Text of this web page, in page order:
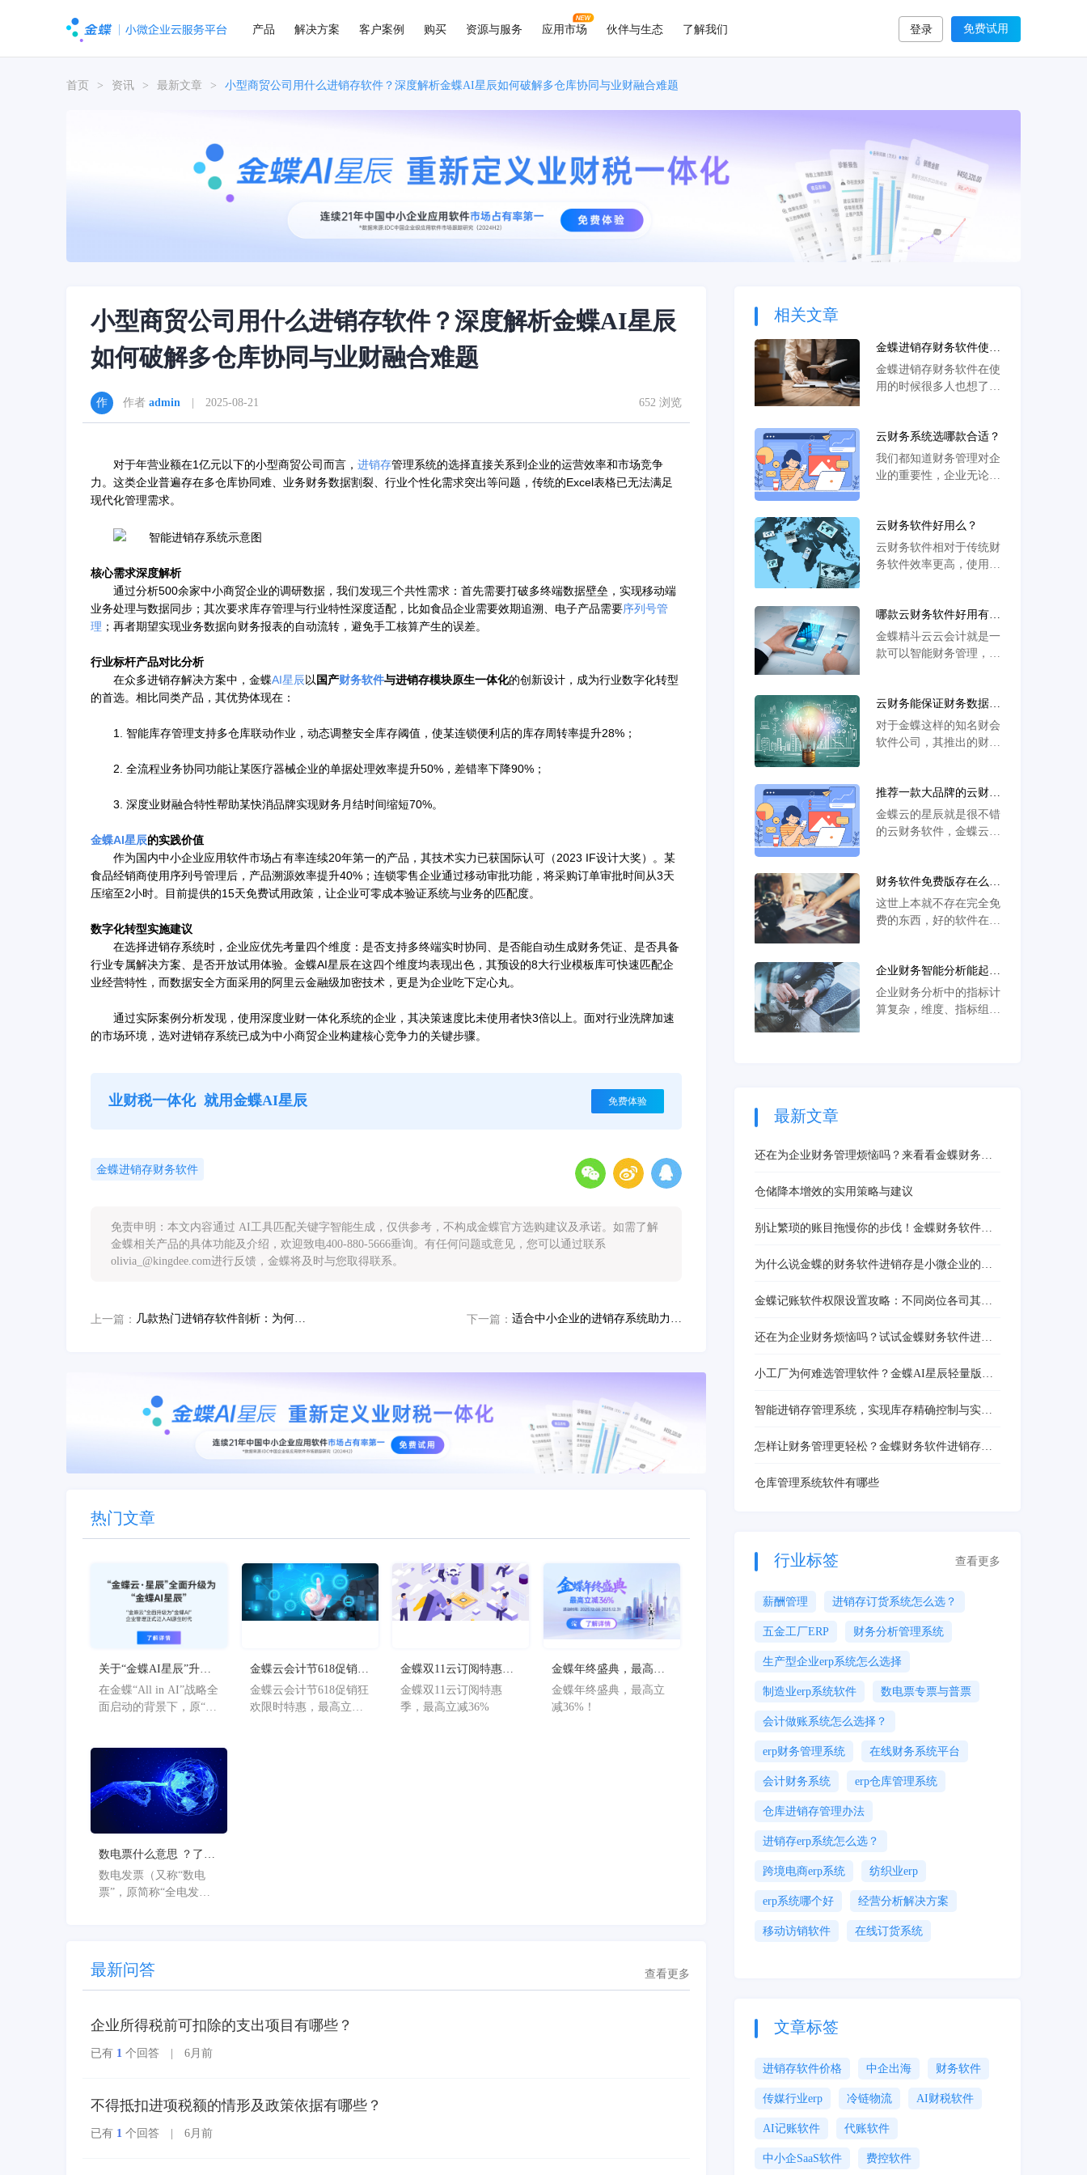
产品 解决方案 客户案例 购买 资源与服务 应用市场 伙伴与生态 了解我们 登录 免费试用
首页 > 资讯 > 最新文章 > 小型商贸公司用什么进销存软件？深度解析金蝶AI星辰如何破解多仓库协同与业财融合难题
小型商贸公司用什么进销存软件？深度解析金蝶AI星辰
如何破解多仓库协同与业财融合难题
作者 admin | 2025-08-21 652 浏览
对于年营业额在1亿元以下的小型商贸公司而言， 进销存管理系统的选择直接关系到企业的运营效率和市场竞争
力。这类企业普遍存在多仓库协同难、业务财务数据割裂、行业个性化需求突出等问题，传统的Excel表格已无法满足
现代化管理需求。
核心需求深度解析
通过分析500余家中小商贸企业的调研数据，我们发现三个共性需求：首先需要打破多终端数据壁垒，实现移动端
业务处理与数据同步；其次要求库存管理与行业特性深度适配，比如食品企业需要效期追溯、电子产品需要序列号管
理 ；再者期望实现业务数据向财务报表的自动流转，避免手工核算产生的误差。
行业标杆产品对比分析
在众多进销存解决方案中，金蝶AI星辰以 国产财务软件与进销存模块原生一体化的创新设计，成为行业数字化转型
的首选。相比同类产品，其优势体现在：
1. 智能库存管理支持多仓库联动作业，动态调整安全库存阈值，使某连锁便利店的库存周转率提升28%；
2. 全流程业务协同功能让某医疗器械企业的单据处理效率提升50%，差错率下降90%；
3. 深度业财融合特性帮助某快消品牌实现财务月结时间缩短70%。
金蝶AI星辰的实践价值
作为国内中小企业应用软件市场占有率连续20年第一的产品，其技术实力已获国际认可（2023 IF设计大奖）。某
食品经销商使用序列号管理后，产品溯源效率提升40%；连锁零售企业通过移动审批功能，将采购订单审批时间从3天
压缩至2小时。目前提供的15天免费试用政策，让企业可零成本验证系统与业务的匹配度。
数字化转型实施建议
在选择进销存系统时，企业应优先考量四个维度：是否支持多终端实时协同、是否能自动生成财务凭证、是否具备
行业专属解决方案、是否开放试用体验。金蝶AI星辰在这四个维度均表现出色，其预设的8大行业模板库可快速匹配企
业经营特性，而数据安全方面采用的阿里云金融级加密技术，更是为企业吃下定心丸。
通过实际案例分析发现，使用深度业财一体化系统的企业，其决策速度比未使用者快3倍以上。面对行业洗牌加速
的市场环境，选对进销存系统已成为中小商贸企业构建核心竞争力的关键步骤。
业财税一体化 就用金蝶AI星辰 免费体验
金蝶进销存财务软件
免责申明：本文内容通过 AI工具匹配关键字智能生成，仅供参考，不构成金蝶官方选购建议及承诺。如需了解
金蝶相关产品的具体功能及介绍，欢迎致电400-880-5666垂询。有任何问题或意见，您可以通过联系
olivia_@kingdee.com进行反馈，金蝶将及时与您取得联系。
上一篇： 下一篇：
热门文章
关于“金蝶AI星辰”升级
为“金蝶AI星辰”的官方
公告
在金蝶“All in AI”战略全
面启动的背景下，原“金
次从“云”到“AI”的品牌
焕新，标志着星辰系列
产品全面迈入AI驱动的
新阶段，旨在以AI技术
重构小微企业数智化解
入新动能。
金蝶云会计节618促销狂
欢限时特惠，最高立减
36%
金蝶云会计节618促销狂
欢限时特惠，最高立减
金蝶双11云订阅特惠
季，最高立减36%
金蝶双11云订阅特惠
季，最高立减36%
金蝶年终盛典，最高立
减36%！
金蝶年终盛典，最高立
减36%！
数电票什么意思 ？了解
数电票的基本概念
数电发票（又称“数电
票”，原简称“全电发
效力的全新发票，不以
纸质形式存在、不用介
质支撑、无须申请领
版增量。纸质发票的票
多个票种集成归并为电
发票实行全国统一赋
码、自动流转交付。
最新问答 查看更多
企业所得税前可扣除的支出项目有哪些？
已有 1 个回答 | 6月前
不得抵扣进项税额的情形及政策依据有哪些？
已有 1 个回答 | 6月前
相关文章
金蝶进销存财务软件使用
怎么样？
金蝶进销存财务软件在使
用的时候很多人也想了解
表，财务报表以及税务方
面的工作开展比较多，还
有资金管理方面也更加全
款软件介绍给大家，方便
大家在选择软件的时候可
以更加准确的去选择。
云财务系统选哪款合适？
我们都知道财务管理对企
业的重要性，企业无论如
断延伸，云应用的逐步拓
展，企业也在逐步向数字
化，云应用方面转型，而
系统也逐步成为很多企业
财务管理的关键核心。
云财务软件好用么？
云财务软件相对于传统财
务软件效率更高，使用更
也可以搞定，而且云财务
软件一般都可以进行大数
据处理，还可以远程在线
很有代表性，用户多，口
碑也很好。这款云
哪款云财务软件好用有保
障？
金蝶精斗云云会计就是一
款可以智能财务管理，高
电脑端、APP、微信多端
都可以使用，非常方便快
捷。金蝶精斗云云会计主
理功能，渗透小微企业管
理各流程，打造全新
云财务能保证财务数据安
全么？
对于金蝶这样的知名财会
软件公司，其推出的财会
的星辰，其就提供了“经
营+管理”一体化解决方
案，整合企业资源，实现
推荐一款大品牌的云财务
软件？
金蝶云的星辰就是很不错
的云财务软件，金蝶云星
了智能记账、报表、信用
管理、资产管理。 作为
金蝶旗下的企业管理软
金蝶星辰可以根据企业需
求由企业自行选择所
财务软件免费版存在么？
财务软件免费版能放心用
么？
这世上本就不存在完全免
费的东西，好的软件在研
为目的，何来的“专业”？
所以在选择收费还是免费
类软件时，建议还是在数
企业财务智能分析能起到
什么作用？企业选择哪款
智能分析软件比较合适？
企业财务分析中的指标计
算复杂，维度、指标组合
智能分析能
最新文章
还在为企业财务管理烦恼吗？来看看金蝶财务软
仓储降本增效的实用策略与建议
别让繁琐的账目拖慢你的步伐！金蝶财务软件进
为什么说金蝶的财务软件进销存是小微企业的财
金蝶记账软件权限设置攻略：不同岗位各司其
还在为企业财务烦恼吗？试试金蝶财务软件进销
小工厂为何难选管理软件？金蝶AI星辰轻量版：
智能进销存管理系统，实现库存精确控制与实时
怎样让财务管理更轻松？金蝶财务软件进销存，
仓库管理系统软件有哪些
行业标签 查看更多
薪酬管理 进销存订货系统怎么选？
五金工厂ERP 财务分析管理系统
生产型企业erp系统怎么选择
制造业erp系统软件 数电票专票与普票
会计做账系统怎么选择？
erp财务管理系统 在线财务系统平台
会计财务系统 erp仓库管理系统
仓库进销存管理办法
进销存erp系统怎么选？
跨境电商erp系统 纺织业erp
erp系统哪个好 经营分析解决方案
移动访销软件 在线订货系统
文章标签
进销存软件价格 中企出海 财务软件
传媒行业erp 冷链物流 AI财税软件
AI记账软件 代账软件
中小企SaaS软件 费控软件